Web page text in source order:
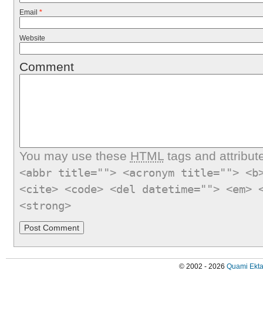
Email *
Website
Comment
You may use these HTMLtags and
<abbr title=""> <acronym title="">
<cite> <code> <del datetime="">
<strong>
© 2002 - 2026 Quami